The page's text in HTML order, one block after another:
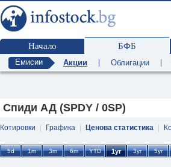
Начало БФБ
Емисии Акции Облигации
Спиди АД (SPDY / 0SP)
Котировки Графика Ценова статистика